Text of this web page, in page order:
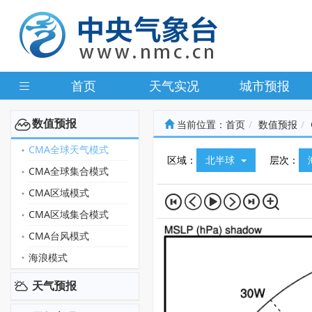
首页 天气实况 城市预报
数值预报
CMA全球天气模式
CMA全球集合模式
CMA区域模式
CMA区域集合模式
CMA台风模式
海浪模式
天气预报
当前位置： 首页 数值预报
区域： 北半球 层次：